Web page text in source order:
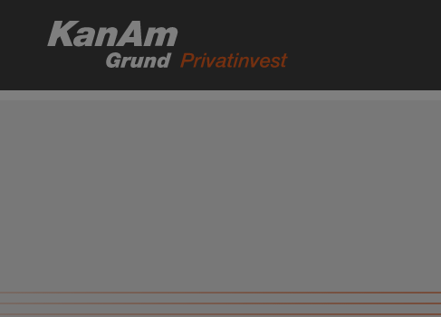
in aktuellen Portfolios